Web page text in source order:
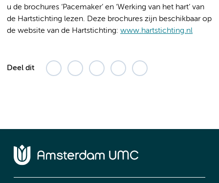
u de brochures ‘Pacemaker’ en ‘Werking van het hart’ van
de Hartstichting lezen. Deze brochures zijn beschikbaar op
de website van de Hartstichting: www.hartstichting.nl
Deel dit